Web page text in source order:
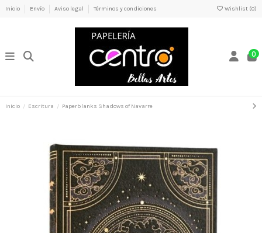
Inicio Envío Aviso legal Términos y condiciones Wishlist (0)
0
Inicio Escritura Paperblanks Shadows of Navarre